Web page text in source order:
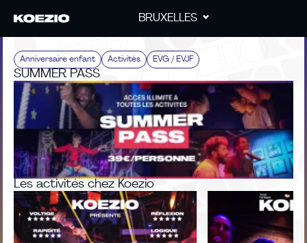
BRUXELLES
Anniversaire enfant Activités EVG / EVJF
SUMMER PASS
Les activités chez Koezio